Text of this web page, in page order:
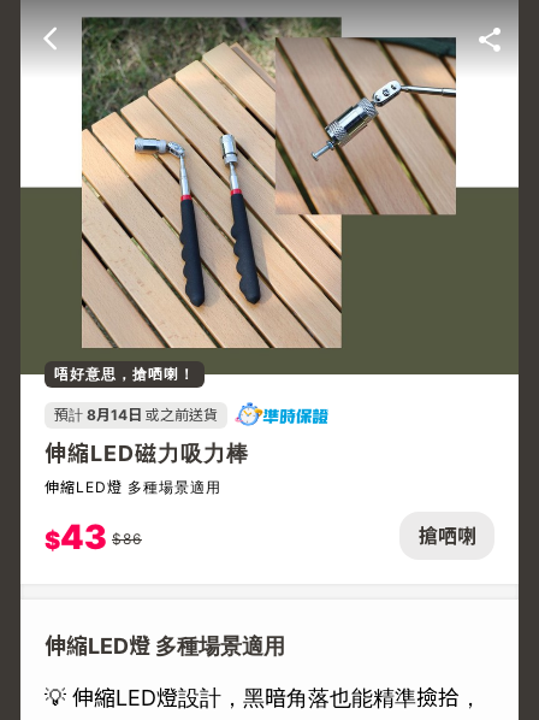
搶哂喇
唔好意思，搶哂喇！
預計 8月14日 或之前送貨
伸縮LED磁力吸力棒
伸縮LED燈 多種場景適用
$43 $86
伸縮LED燈 多種場景適用
💡 伸縮LED燈設計，黑暗角落也能精準撿拾，